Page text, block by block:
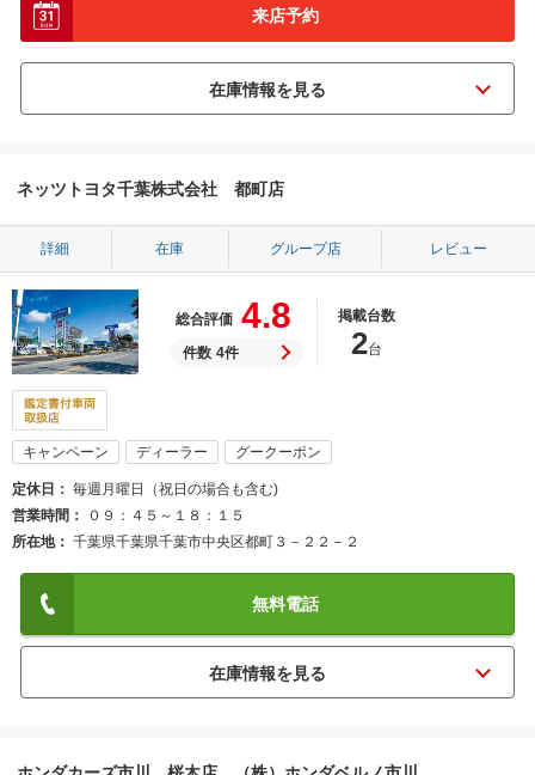
来店予約
ネッツトヨタ千葉株式会社 都町店
詳細 在庫 グループ店 レビュー
総合評価 4.8
件数 4件
掲載台数
2台
キャンペーン ディーラー グークーポン
定休日
毎週月曜日（祝日の場合も含む)
営業時間
０９：４５～１８：１５
所在地
千葉県千葉県千葉市中央区都町３－２２－２
無料電話